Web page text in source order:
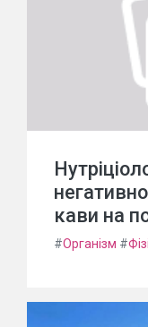
кави на
#Організм #